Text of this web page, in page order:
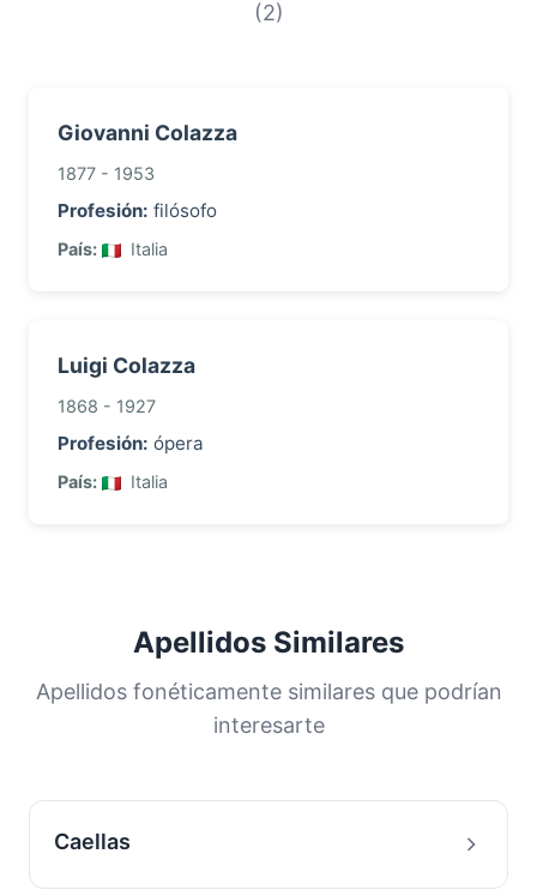
(2)
Giovanni Colazza
1877 - 1953
Profesión: filósofo
País: Italia
Luigi Colazza
1868 - 1927
Profesión: ópera
País: Italia
Apellidos Similares
Apellidos fonéticamente similares que podrían
interesarte
Caellas